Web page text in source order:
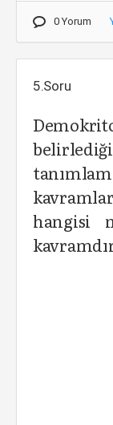
0 Yorum
5.Soru
hangisi